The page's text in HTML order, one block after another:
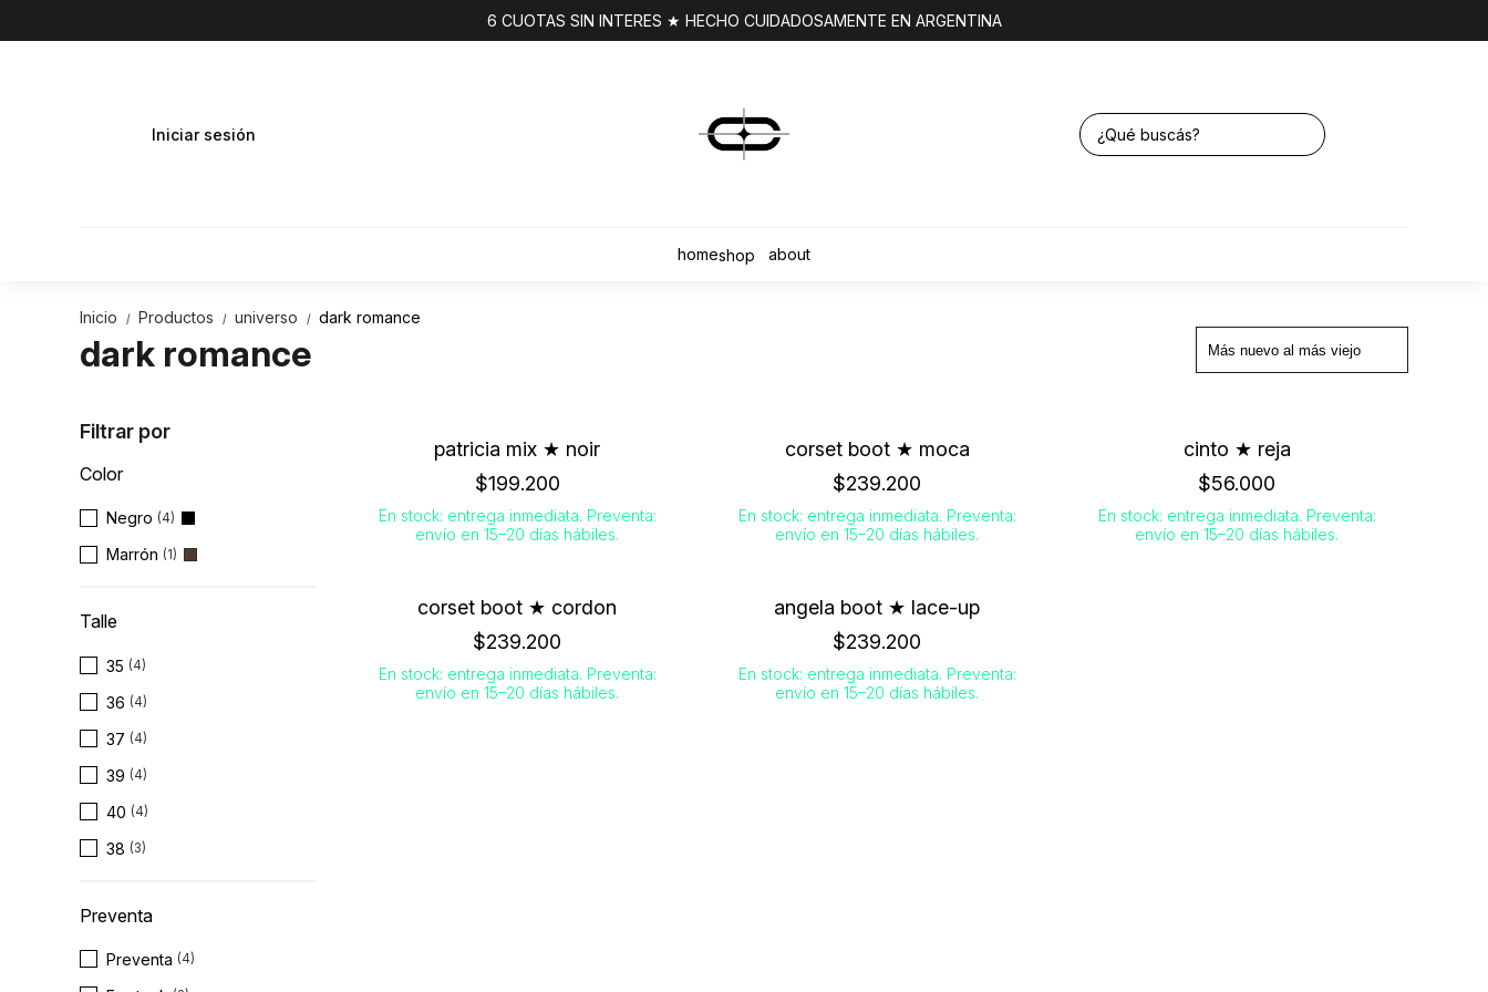
6 CUOTAS SIN INTERES ★ HECHO CUIDADOSAMENTE EN ARGENTINA
Iniciar sesión
homeshop about
Inicio / Productos / universo / dark romance
dark romance
Filtrar por
Color
Negro (4)
Marrón (1)
Talle
35 (4)
36 (4)
37 (4)
39 (4)
40 (4)
38 (3)
Preventa
Preventa (4)
patricia mix ★ noir
$199.200
En stock: entrega inmediata. Preventa:
envío en 15–20 días hábiles.
corset boot ★ moca
$239.200
En stock: entrega inmediata. Preventa:
envío en 15–20 días hábiles.
cinto ★ reja
$56.000
En stock: entrega inmediata. Preventa:
envío en 15–20 días hábiles.
corset boot ★ cordon
$239.200
En stock: entrega inmediata. Preventa:
envío en 15–20 días hábiles.
angela boot ★ lace-up
$239.200
En stock: entrega inmediata. Preventa:
envío en 15–20 días hábiles.